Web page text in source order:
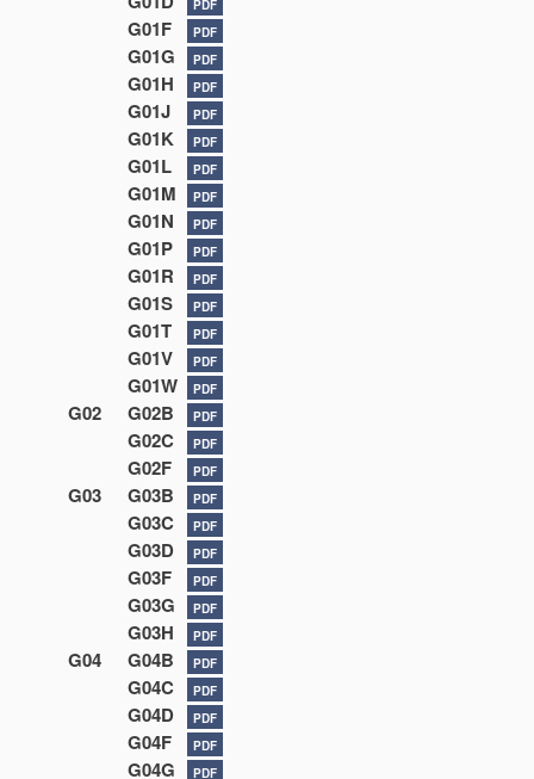
PDF
G01F PDF
G01G PDF
G01H PDF
G01J PDF
G01K PDF
G01L PDF
G01M PDF
G01N PDF
G01P PDF
G01R PDF
G01S PDF
G01T PDF
G01V PDF
G01W PDF
G02 G02B PDF
G02C PDF
G02F PDF
G03 G03B PDF
G03C PDF
G03D PDF
G03F PDF
G03G PDF
G03H PDF
G04 G04B PDF
G04C PDF
G04D PDF
G04F PDF
G04G PDF